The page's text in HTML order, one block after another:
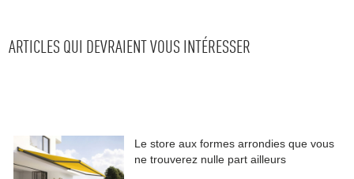
ARTICLES QUI DEVRAIENT VOUS INTÉRESSER
Le store aux formes arrondies que vous
ne trouverez nulle part ailleurs